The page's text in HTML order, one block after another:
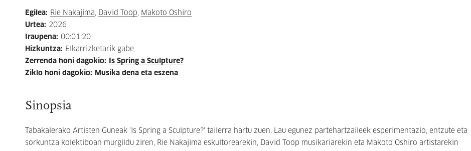
Egilea: Rie Nakajima, David Toop, Makoto Oshiro
Urtea: 2026
Iraupena: 00:01:20
Hizkuntza: Elkarrizketarik gabe
Zerrenda honi dagokio:
Is Spring a Sculpture?
Ziklo honi dagokio: Musika dena eta eszena
Sinopsia
Tabakalerako Artisten Guneak 'Is Spring a Sculpture?' tailerra hartu zuen. Lau egunez partehartzaileek esperimentazio, entzute eta
sorkuntza kolektiboan murgildu ziren, Rie Nakajima eskultorearekin, David Toop musikariarekin eta Makoto Oshiro artistarekin